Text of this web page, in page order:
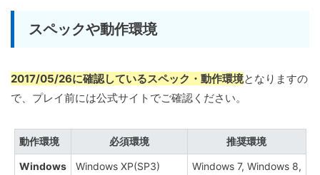
スペックや動作環境
2017/05/26に確認しているスペック・動作環境となりますの
で、プレイ前には公式サイトでご確認ください。
動作環境 必須環境 推奨環境
Windows
Windows XP(SP3)
Windows 7, Windows 8,